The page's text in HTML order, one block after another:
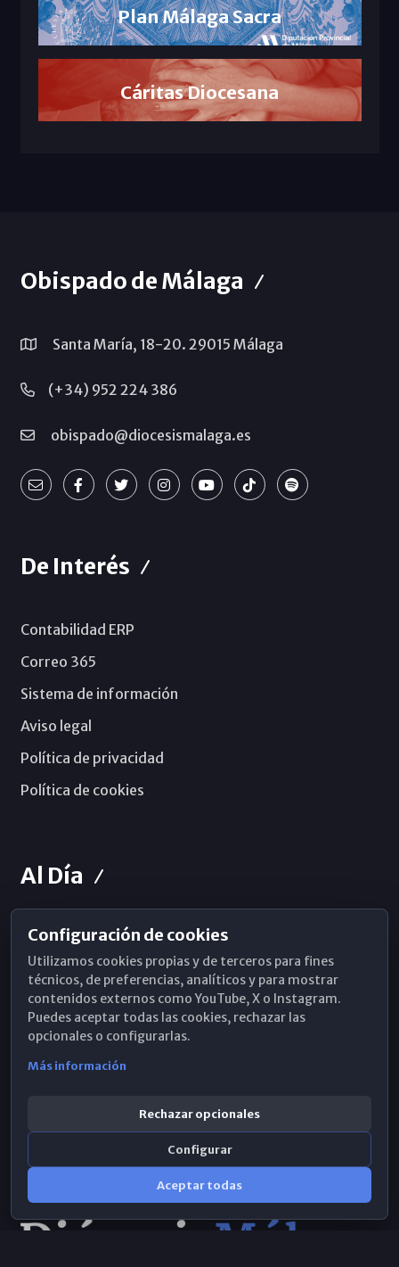
Plan Málaga Sacra
Cáritas Diocesana
Obispado de Málaga
Santa María, 18-20. 29015 Málaga
(+34) 952 224 386
obispado@diocesismalaga.es
De Interés
Contabilidad ERP
Correo 365
Sistema de información
Aviso legal
Política de privacidad
Política de cookies
Al Día
Horarios de Misa
Hemeroteca
WhatsApp
Configuración de cookies
Utilizamos cookies propias y de terceros para fines
técnicos, de preferencias, analíticos y para mostrar
contenidos externos como YouTube, X o Instagram.
Puedes aceptar todas las cookies, rechazar las
opcionales o configurarlas.
Más información
Rechazar opcionales
Configurar
Aceptar todas